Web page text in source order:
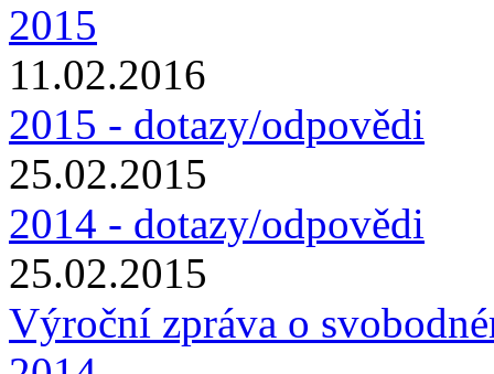
2015
11.02.2016
2015 - dotazy/odpovědi
25.02.2015
2014 - dotazy/odpovědi
25.02.2015
Výroční zpráva o